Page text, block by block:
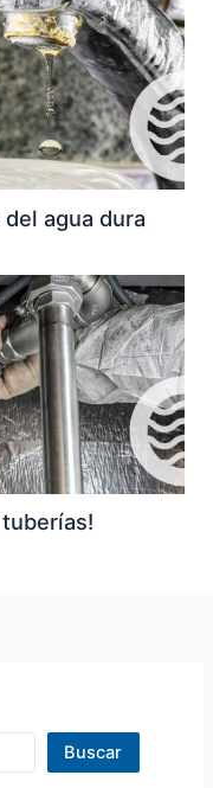
agua dura
tuberías!
Buscar